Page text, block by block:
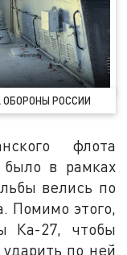
РОССИИ
флота
в рамках
велись по
Помимо этого,
Ка-27, чтобы
по ней